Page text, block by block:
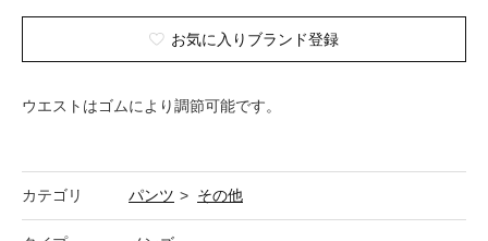
お気に入りブランド登録
ウエストはゴムにより調節可能です。
カテゴリ パンツ > その他